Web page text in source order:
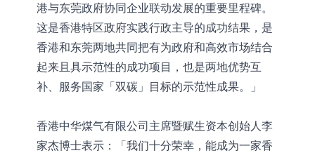
港与东莞政府协同企业联动发展的重要里程碑。
这是香港特区政府实践行政主导的成功结果，是
香港和东莞两地共同把有为政府和高效市场结合
起来且具示范性的成功项目，也是两地优势互
补、服务国家「双碳」目标的示范性成果。」
香港中华煤气有限公司主席暨赋生资本创始人李
家杰博士表示：「我们十分荣幸，能成为一家香